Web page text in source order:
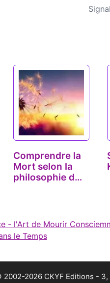
Comprendre la
Mort selon la
philosophie du
- l'Art de Mourir
le Temps
2002-2026 CKYF Editions -